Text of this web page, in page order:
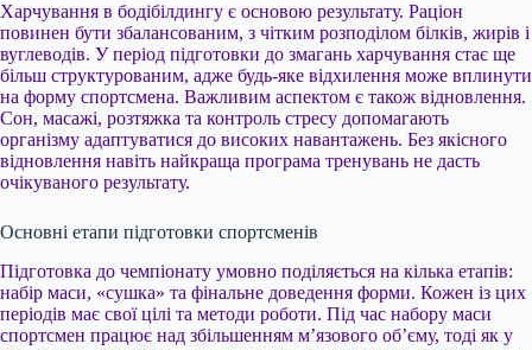
Харчування в бодібілдингу є основою результату. Раціон
повинен бути збалансованим, з чітким розподілом білків, жирів і
вуглеводів. У період підготовки до змагань харчування стає ще
більш структурованим, адже будь-яке відхилення може вплинути
на форму спортсмена. Важливим аспектом є також відновлення.
Сон, масажі, розтяжка та контроль стресу допомагають
організму адаптуватися до високих навантажень. Без якісного
відновлення навіть найкраща програма тренувань не дасть
очікуваного результату.
Основні етапи підготовки спортсменів
Підготовка до чемпіонату умовно поділяється на кілька етапів:
набір маси, «сушка» та фінальне доведення форми. Кожен із цих
періодів має свої цілі та методи роботи. Під час набору маси
спортсмен працює над збільшенням м’язового об’єму, тоді як у